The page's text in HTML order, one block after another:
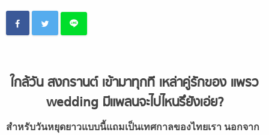
ใกล้วัน สงกรานต์ เข้ามาทุกที เหล่าคู่รักของ แพรว
wedding มีแพลนจะไปไหนรึยังเอ่ย?
สำหรับวันหยุดยาวแบบนี้แถมเป็นเทศกาลของไทยเรา นอกจาก